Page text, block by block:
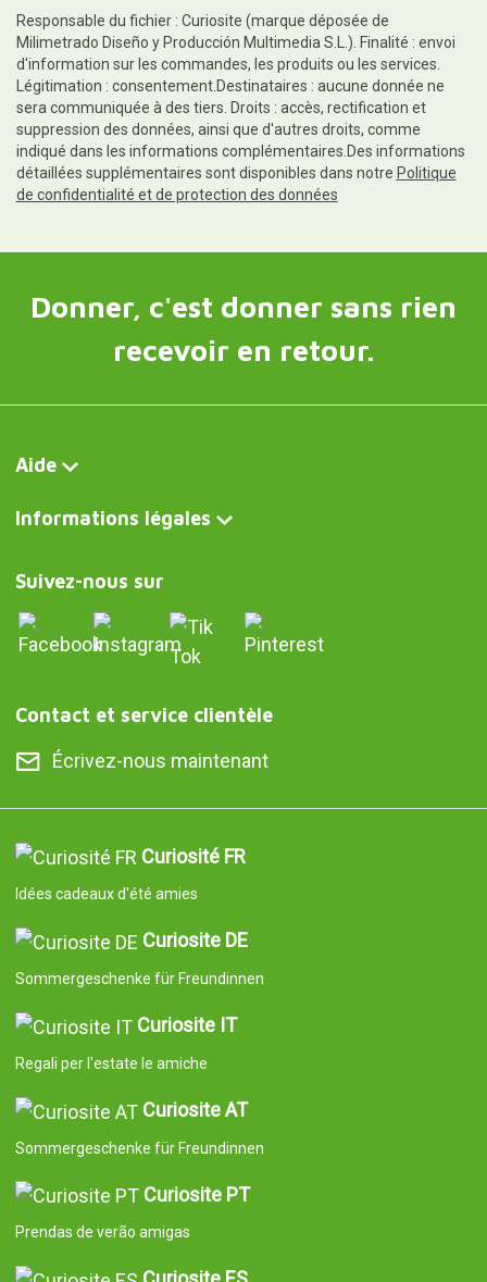
Responsable du fichier : Curiosite (marque déposée de
Milimetrado Diseño y Producción Multimedia S.L.). Finalité : envoi
d'information sur les commandes, les produits ou les services.
Légitimation : consentement.Destinataires : aucune donnée ne
sera communiquée à des tiers. Droits : accès, rectification et
suppression des données, ainsi que d'autres droits, comme
indiqué dans les informations complémentaires.Des informations
détaillées supplémentaires sont disponibles dans notre Politique
de confidentialité et de protection des données
Donner, c'est donner sans rien
recevoir en retour.
Aide
Informations légales
Suivez-nous sur
Contact et service clientèle
Écrivez-nous maintenant
Curiosité FR
Idées cadeaux d'été amies
Curiosite DE
Sommergeschenke für Freundinnen
Curiosite IT
Regali per l'estate le amiche
Curiosite AT
Sommergeschenke für Freundinnen
Curiosite PT
Prendas de verão amigas